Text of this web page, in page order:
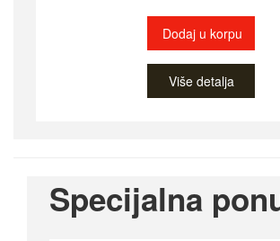
Dodaj u korpu
Više detalja
Specijalna